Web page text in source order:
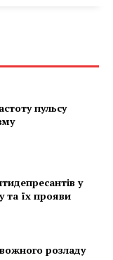
пульсу
у
та їх прояви
розладу